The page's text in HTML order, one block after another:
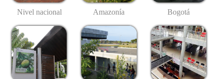
Nivel nacional Amazonía Bogotá